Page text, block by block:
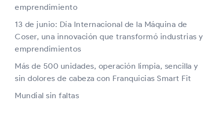
emprendimiento
13 de junio: Día Internacional de la Máquina de
Coser, una innovación que transformó industrias y
emprendimientos
Más de 500 unidades, operación limpia, sencilla y
sin dolores de cabeza con Franquicias Smart Fit
Mundial sin faltas